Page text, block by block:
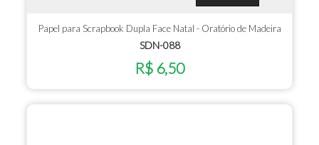
Papel para Scrapbook Dupla Face Natal - Oratório de Madeira
SDN-088
R$ 6,50